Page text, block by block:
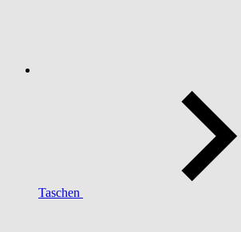
Taschen